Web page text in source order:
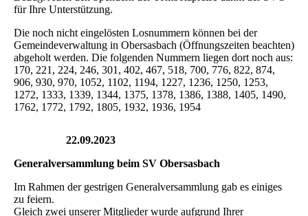
für Ihre Unterstützung.
Die noch nicht eingelösten Losnummern können bei der
Gemeindeverwaltung in Obersasbach (Öffnungszeiten beachten)
abgeholt werden. Die folgenden Nummern liegen dort noch aus:
170, 221, 224, 246, 301, 402, 467, 518, 700, 776, 822, 874,
906, 930, 970, 1052, 1102, 1194, 1227, 1236, 1250, 1253,
1272, 1333, 1339, 1344, 1375, 1378, 1386, 1388, 1405, 1490,
1762, 1772, 1792, 1805, 1932, 1936, 1954
22.09.2023
Generalversammlung beim SV Obersasbach
Im Rahmen der gestrigen Generalversammlung gab es einiges
zu feiern.
Gleich zwei unserer Mitglieder wurde aufgrund Ihrer